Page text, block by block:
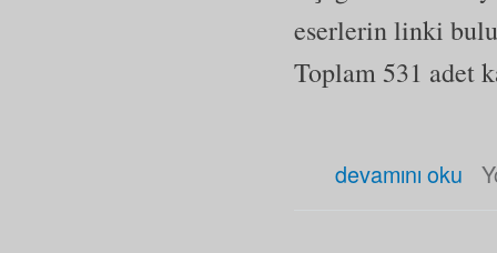
eserlerin linki
Toplam 531 adet
Nisan 2020 Son Eklenen
devamını oku